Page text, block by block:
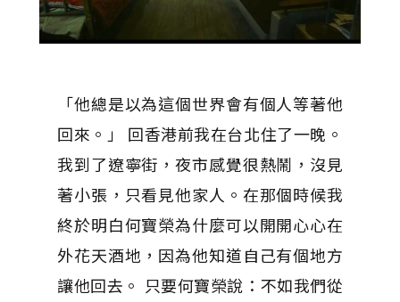
「他總是以為這個世界會有個人等著他
回來。」 回香港前我在台北住了一晚。
我到了遼寧街，夜市感覺很熱鬧，沒見
著小張，只看見他家人。在那個時候我
終於明白何寶榮為什麼可以開開心心在
外花天酒地，因為他知道自己有個地方
讓他回去。 只要何寶榮說：不如我們從